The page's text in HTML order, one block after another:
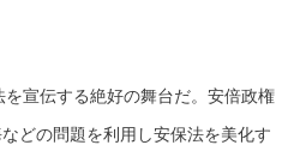
宣伝する絶好の舞台だ。安倍政権
どの問題を利用し安保法を美化す